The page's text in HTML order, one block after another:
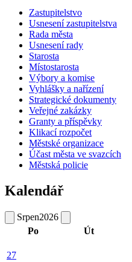
Zastupitelstvo
Usnesení zastupitelstva
Rada města
Usnesení rady
Starosta
Místostarosta
Výbory a komise
Vyhlášky a nařízení
Strategické dokumenty
Veřejné zakázky
Granty a příspěvky
Klikací rozpočet
Městské organizace
Účast města ve svazcích
Městská policie
Kalendář
Srpen2026
Po
Út
27